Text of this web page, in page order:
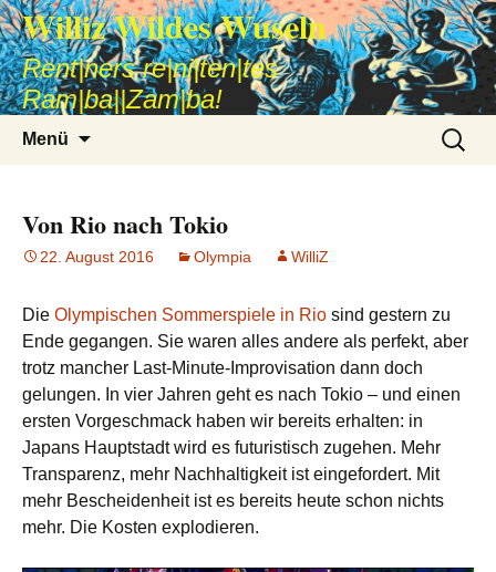
Williz Wildes Wuseln
Rent|ners re|ni|ten|tes
Ram|ba||Zam|ba!
Menü
Suche
nach:
Von Rio nach Tokio
22. August 2016 Olympia WilliZ
Die Olympischen Sommerspiele in Rio sind gestern zu
Ende gegangen. Sie waren alles andere als perfekt, aber
trotz mancher Last-Minute-Improvisation dann doch
gelungen. In vier Jahren geht es nach Tokio – und einen
ersten Vorgeschmack haben wir bereits erhalten: in
Japans Hauptstadt wird es futuristisch zugehen. Mehr
Transparenz, mehr Nachhaltigkeit ist eingefordert. Mit
mehr Bescheidenheit ist es bereits heute schon nichts
mehr. Die Kosten explodieren.